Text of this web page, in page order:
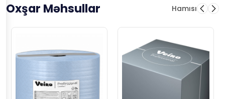
Oxşar Məhsullar Hamısı